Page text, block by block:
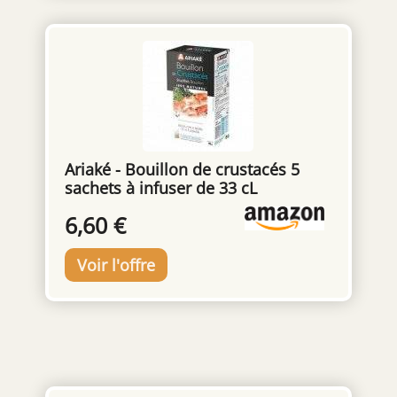
Valentin, anniversaires, Noël, fête des
mères, graduation, anniversaires, mariages
ou autres cadeaux de jour spécial.
paprika (2,9 %), crevettes (2,4 %), oignon (2,3
%), amidon, extrait de crevettes (0,7 %),
extrait de homard). (0,6 %). Poivre, arômes,
extrait de levure, racine de persil. Il peut
contenir des poissons et des crustacés. De
l'agriculture durable La prochaine fois que
vous cuisinez des fruits de mer, essayez
d'ajouter Knorr Caldo de Marisco. Fabriqué
avec des ingrédients de haute qualité, ce
bouillon permettra d'améliorer la saveur
naturelle de vos ingrédients frais. La base
de la recette est une combinaison d'épices,
d'herbes, de graisse végétale, de légumes et
de sel. Rendez vos recettes encore plus
Ariaké - Bouillon de crustacés 5
sachets à infuser de 33 cL
6,60 €